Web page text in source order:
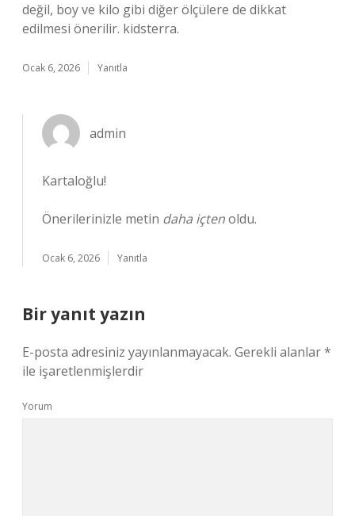
değil, boy ve kilo gibi diğer ölçülere de dikkat
edilmesi önerilir. kidsterra.
Ocak 6, 2026 Yanıtla
admin
Kartaloğlu!
Önerilerinizle metin daha içtenoldu.
Ocak 6, 2026 Yanıtla
Bir yanıt yazın
E-posta adresiniz yayınlanmayacak. Gerekli alanlar*
ile işaretlenmişlerdir
Yorum